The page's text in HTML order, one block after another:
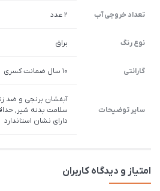
تعداد خروجی آب 2 عدد
نوع رنگ براق
گارانتی 10 سال ضمانت کسری
سایر توضیحات
آبفشان برنجی و ضد
سلامت بدنه شیر,
دارای نشان استاندارد
امتیاز و دیدگاه کاربران